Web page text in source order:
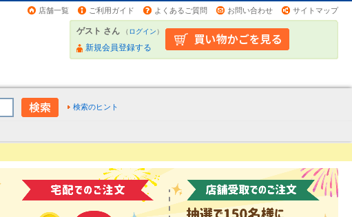
店舗一覧 ご利用ガイド よくあるご質問 お問い合わせ サイトマップ
ゲスト さん （ログイン）
新規会員登録する
検索のヒント